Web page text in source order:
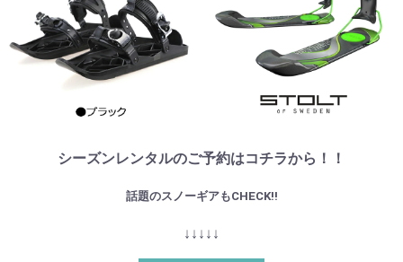
シーズンレンタルのご予約はコチラから！！
話題のスノーギアもCHECK!!
↓↓↓↓↓